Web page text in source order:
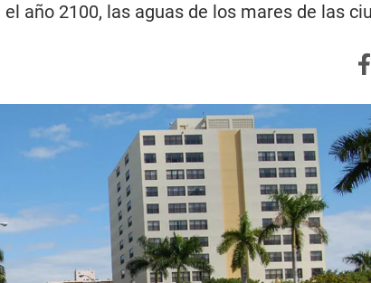
año 2100, las aguas de los mares de las